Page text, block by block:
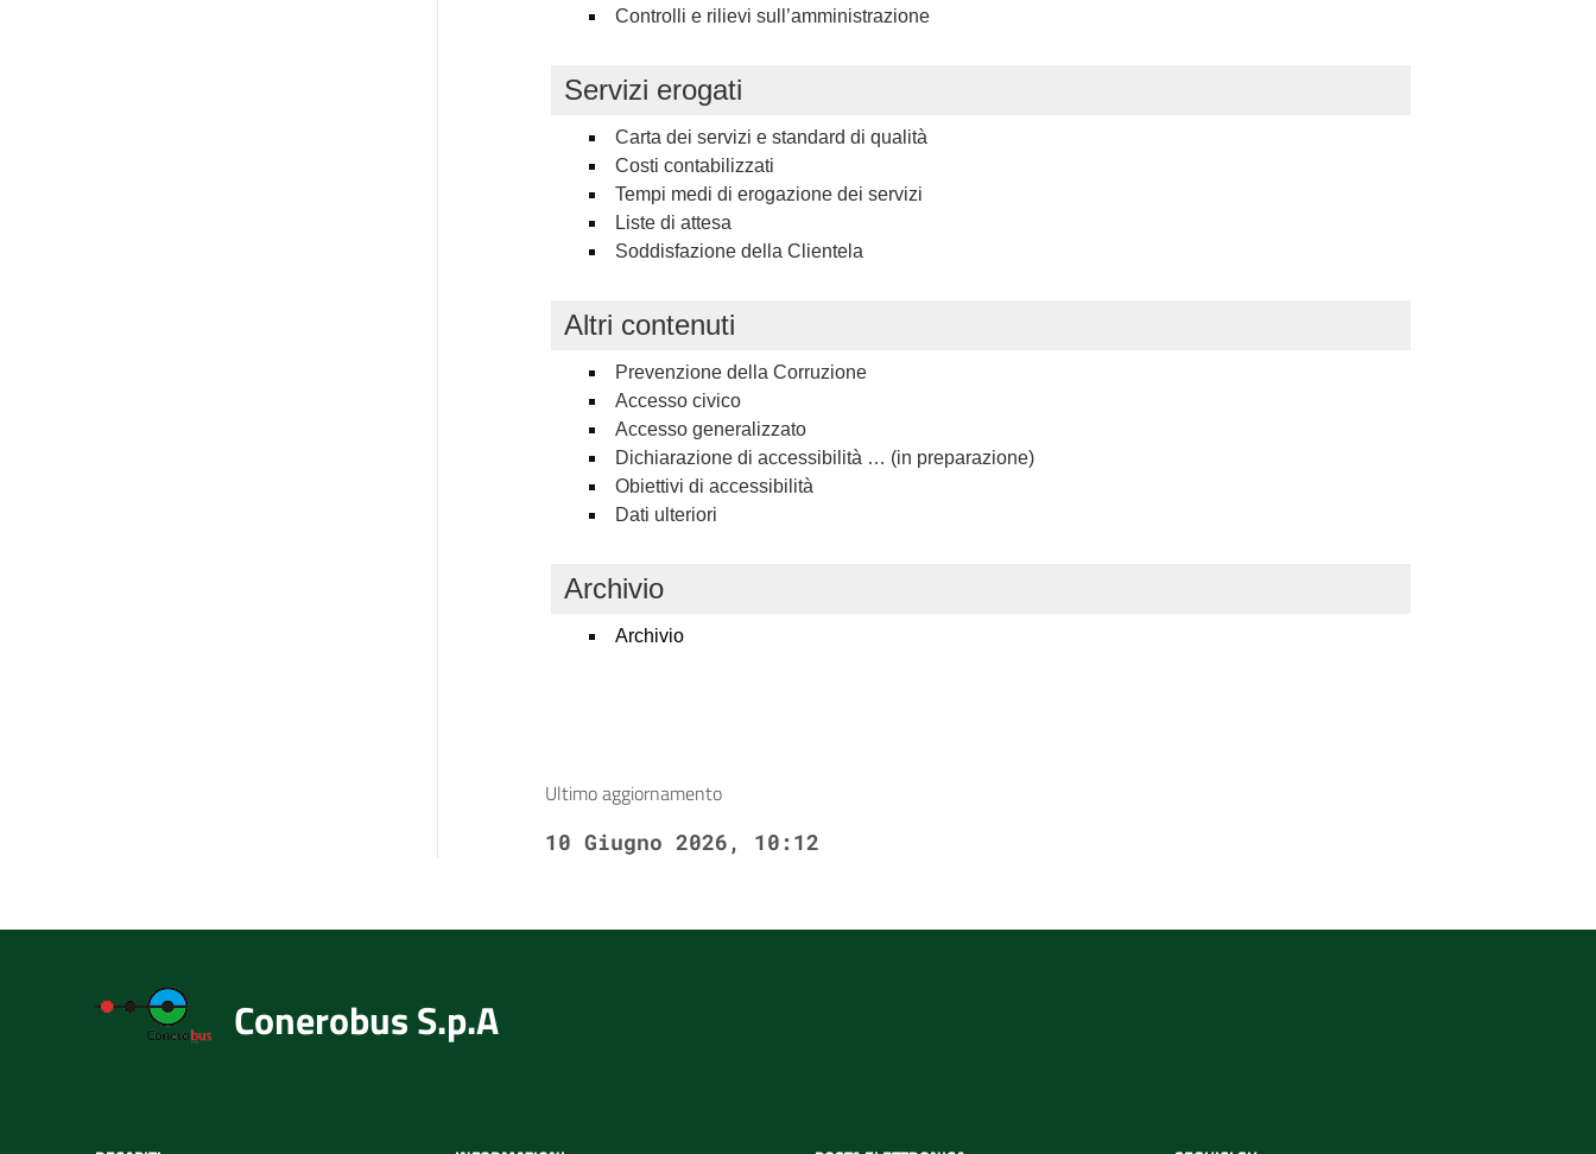
Controlli e rilievi sull’amministrazione
Servizi erogati
Carta dei servizi e standard di qualità
Costi contabilizzati
Tempi medi di erogazione dei servizi
Liste di attesa
Soddisfazione della Clientela
Altri contenuti
Prevenzione della Corruzione
Accesso civico
Accesso generalizzato
Dichiarazione di accessibilità … (in preparazione)
Obiettivi di accessibilità
Dati ulteriori
Archivio
Archivio
Ultimo aggiornamento
10 Giugno 2026, 10:12
Conerobus S.p.A